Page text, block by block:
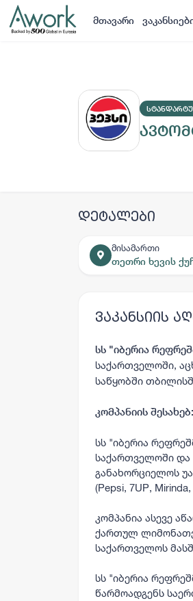
მთავარი
დეტალები
მისამართი
თეთრი ხევის
ვაკანსიის
სს "იბერია
საქართველოში,
საწყობში
კომპანიის შესახებ:
სს "იბერია
საქართველოში
განახორციელოს
(Pepsi, 7UP, Mirinda,
კომპანია ასევე
ქართულ
საქართველოს
სს "იბერია
წარმოადგენს